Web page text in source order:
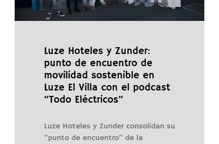
Luze Hoteles y Zunder:
punto de encuentro de
movilidad sostenible en
Luze El Villa con el podcast
“Todo Eléctricos”
Luze Hoteles y Zunder consolidan su
“punto de encuentro” de la